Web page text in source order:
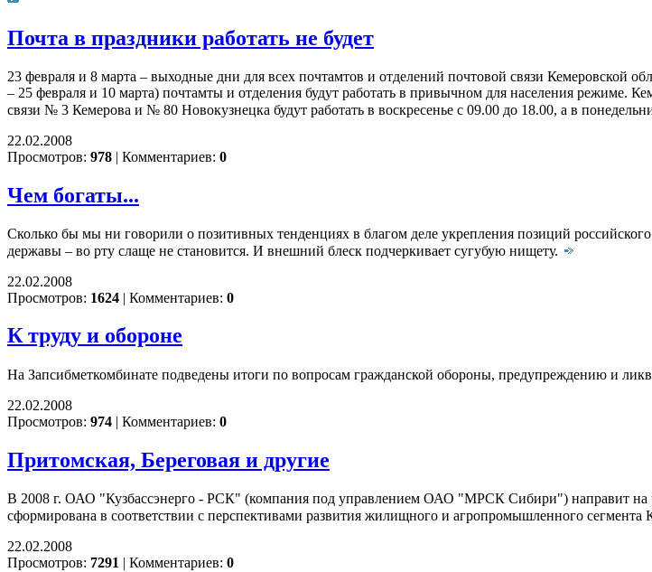
Почта в праздники работать не будет
23 февраля и 8 марта – выходные дни для всех почтамтов и отделений почтовой связи Кемеровской
– 25 февраля и 10 марта) почтамты и отделения будут работать в привычном для населения режиме.
связи № 3 Кемерова и № 80 Новокузнецка будут работать в воскресенье с 09.00 до 18.00, а в
22.02.2008
Просмотров: 978 | Комментариев: 0
Чем богаты...
Сколько бы мы ни говорили о позитивных тенденциях в благом деле укрепления позиций
державы – во рту слаще не становится. И внешний блеск подчеркивает сугубую нищету.
22.02.2008
Просмотров: 1624 | Комментариев: 0
К труду и обороне
На Запсибметкомбинате подведены итоги по вопросам гражданской обороны, предупреждению и
22.02.2008
Просмотров: 974 | Комментариев: 0
Притомская, Береговая и другие
В 2008 г. ОАО "Кузбассэнерго - РСК" (компания под управлением ОАО "МРСК Сибири") направит на
сформирована в соответствии с перспективами развития жилищного и агропромышленного сегмента
22.02.2008
Просмотров: 7291 | Комментариев: 0